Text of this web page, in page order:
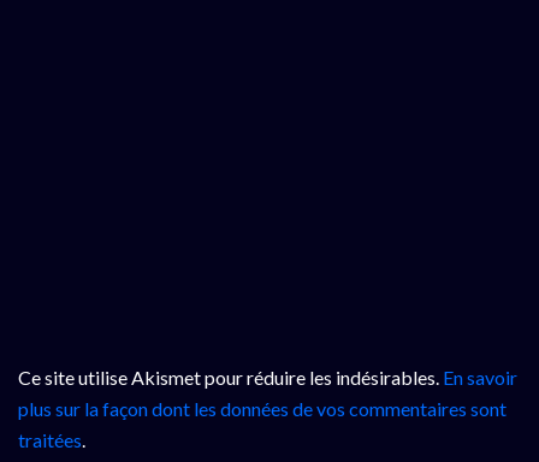
Ce site utilise Akismet pour réduire les indésirables. En savoir
plus sur la façon dont les données de vos commentaires sont
traitées.